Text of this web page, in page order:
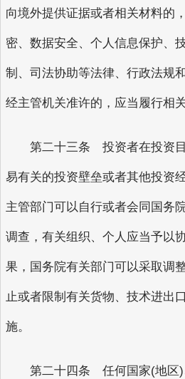
向境外提供证据或者相关材料的
密、数据安全、个人信息保护、
制、司法协助等法律、行政法规
经主管机关准许的，应当履行相
第二十三条 投资者在投资目
易有关的投资壁垒或者其他投资
主管部门可以自行或者会同国务
调查，有关组织、个人应当予以
果，国务院有关部门可以采取调
止或者限制有关货物、技术进出
施。
第二十四条 任何国家(地区)